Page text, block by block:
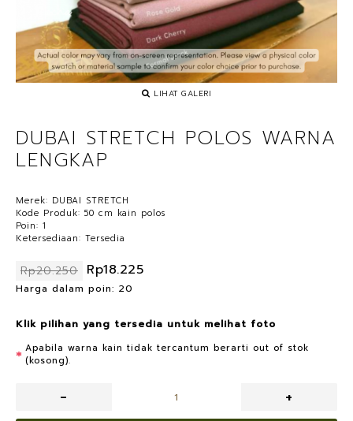
LIHAT GALERI
DUBAI STRETCH POLOS WARNA
LENGKAP
Merek: DUBAI STRETCH
Kode Produk: 50 cm kain polos
Poin: 1
Ketersediaan: Tersedia
Rp20.250 Rp18.225
Harga dalam poin: 20
Klik pilihan yang tersedia untuk melihat foto
Apabila warna kain tidak tercantum berarti out of stok
(kosong).
- +